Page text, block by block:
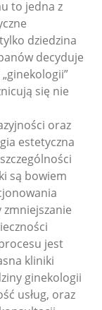
to jedna z
dziedzina
decyduje
się nie
oraz
estetyczna
są bowiem
jest
kliniki
ginekologii
usług, oraz